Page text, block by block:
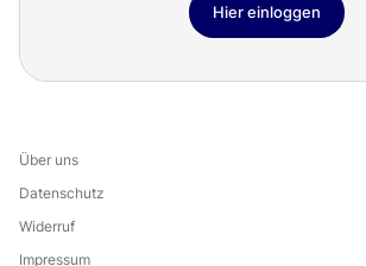
Hier einloggen
Über uns
Datenschutz
Widerruf
Impressum